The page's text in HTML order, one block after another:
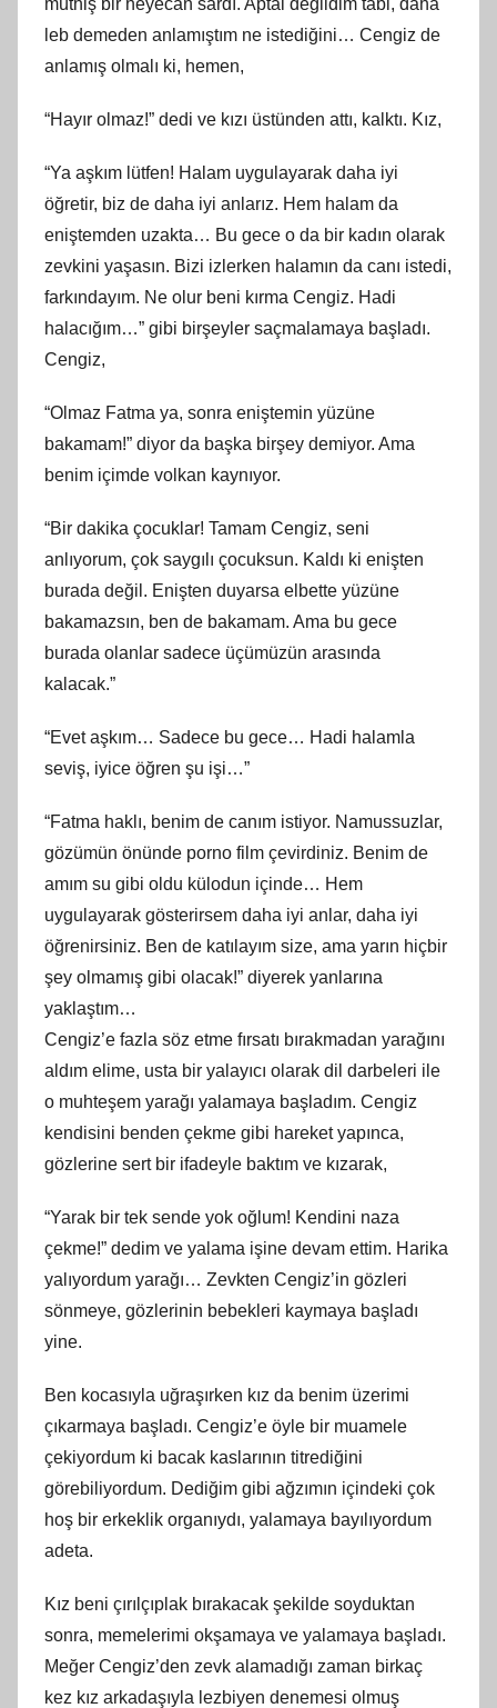
leb demeden anlamıştım ne istediğini… Cengiz de
anlamış olmalı ki, hemen,
“Hayır olmaz!” dedi ve kızı üstünden attı, kalktı. Kız,
“Ya aşkım lütfen! Halam uygulayarak daha iyi
öğretir, biz de daha iyi anlarız. Hem halam da
eniştemden uzakta… Bu gece o da bir kadın olarak
zevkini yaşasın. Bizi izlerken halamın da canı istedi,
farkındayım. Ne olur beni kırma Cengiz. Hadi
halacığım…” gibi birşeyler saçmalamaya başladı.
Cengiz,
“Olmaz Fatma ya, sonra eniştemin yüzüne
bakamam!” diyor da başka birşey demiyor. Ama
benim içimde volkan kaynıyor.
“Bir dakika çocuklar! Tamam Cengiz, seni
anlıyorum, çok saygılı çocuksun. Kaldı ki enişten
burada değil. Enişten duyarsa elbette yüzüne
bakamazsın, ben de bakamam. Ama bu gece
burada olanlar sadece üçümüzün arasında
kalacak.”
“Evet aşkım… Sadece bu gece… Hadi halamla
seviş, iyice öğren şu işi…”
“Fatma haklı, benim de canım istiyor. Namussuzlar,
gözümün önünde porno film çevirdiniz. Benim de
amım su gibi oldu külodun içinde… Hem
uygulayarak gösterirsem daha iyi anlar, daha iyi
öğrenirsiniz. Ben de katılayım size, ama yarın hiçbir
şey olmamış gibi olacak!” diyerek yanlarına
yaklaştım…
Cengiz’e fazla söz etme fırsatı bırakmadan yarağını
aldım elime, usta bir yalayıcı olarak dil darbeleri ile
o muhteşem yarağı yalamaya başladım. Cengiz
kendisini benden çekme gibi hareket yapınca,
gözlerine sert bir ifadeyle baktım ve kızarak,
“Yarak bir tek sende yok oğlum! Kendini naza
çekme!” dedim ve yalama işine devam ettim. Harika
yalıyordum yarağı… Zevkten Cengiz’in gözleri
sönmeye, gözlerinin bebekleri kaymaya başladı
yine.
Ben kocasıyla uğraşırken kız da benim üzerimi
çıkarmaya başladı. Cengiz’e öyle bir muamele
çekiyordum ki bacak kaslarının titrediğini
görebiliyordum. Dediğim gibi ağzımın içindeki çok
hoş bir erkeklik organıydı, yalamaya bayılıyordum
adeta.
Kız beni çırılçıplak bırakacak şekilde soyduktan
sonra, memelerimi okşamaya ve yalamaya başladı.
Meğer Cengiz’den zevk alamadığı zaman birkaç
kez kız arkadaşıyla lezbiyen denemesi olmuş